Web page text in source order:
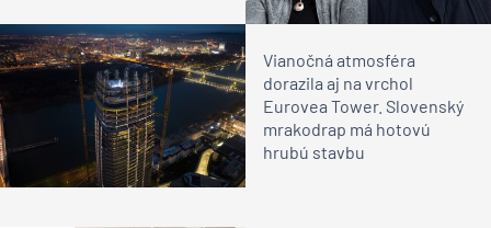
Vianočná atmosféra
dorazila aj na vrchol
Eurovea Tower. Slovenský
mrakodrap má hotovú
hrubú stavbu